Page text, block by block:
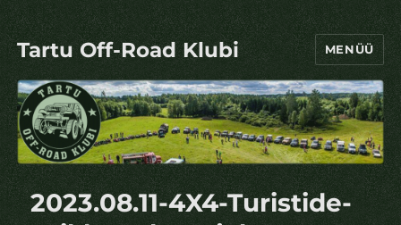
Tartu Off-Road Klubi MENÜÜ
2023.08.11-4X4-Turistide-